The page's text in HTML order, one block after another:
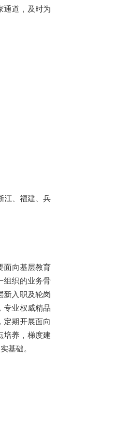
通道，及时为
江、福建、兵
面向基层教育
组织的业务骨
新入职及轮岗
专业权威精品
定期开展面向
培养，梯度建
基础。